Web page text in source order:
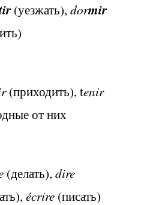
(уезжать), dormir
(приходить), tenir
от них
(делать), dire
écrire (писать)